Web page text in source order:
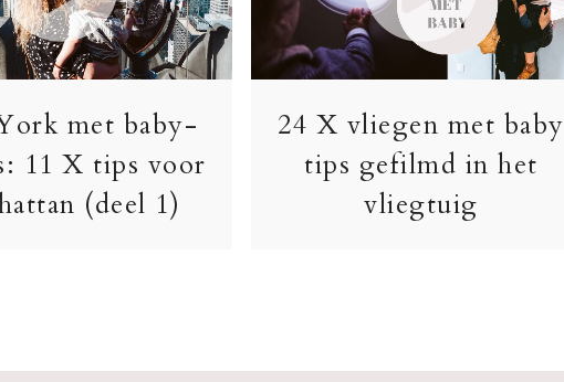
met baby-
11 X tips voor
(deel 1)
24 X vliegen met baby
tips gefilmd in het
vliegtuig